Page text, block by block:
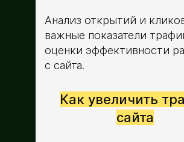
Анализ открытий и
важные показатели
оценки эффективности
с сайта.
Как увеличить
сайта